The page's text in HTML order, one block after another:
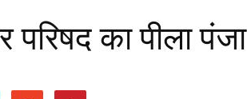
का पीला पंजा